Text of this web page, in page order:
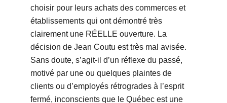
choisir pour leurs achats des commerces et
établissements qui ont démontré très
clairement une RÉELLE ouverture. La
décision de Jean Coutu est très mal avisée.
Sans doute, s’agit-il d’un réflexe du passé,
motivé par une ou quelques plaintes de
clients ou d’employés rétrogrades à l’esprit
fermé, inconscients que le Québec est une